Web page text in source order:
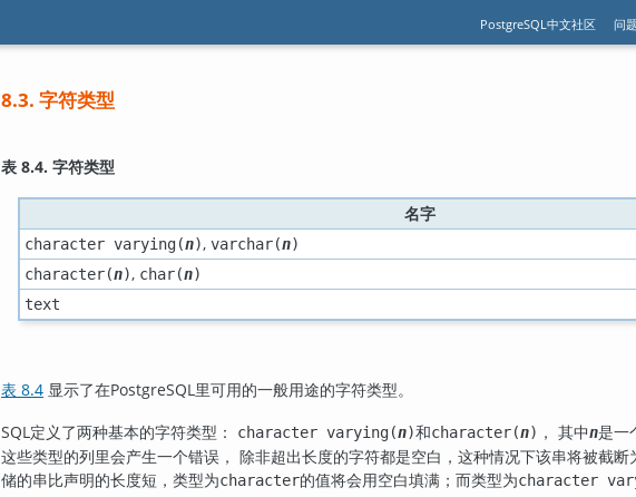
PostgreSQL中文社区 问
8.3. 字符类型
表 8.4. 字符类型
名字
character varying(n), varchar(n)
character(n), char(n)
text
表 8.4 显示了在PostgreSQL里可用的一般用途的字符类型。
SQL 定义了两种基本的字符类型： character varying(n)和character(n) ， 其中n是一
这些类型的列里会产生一个错误， 除非超出长度的字符都是空白，这种情况下该串将被截
储的串比声明的长度短，类型为character的值将会用空白填满；而类型为character